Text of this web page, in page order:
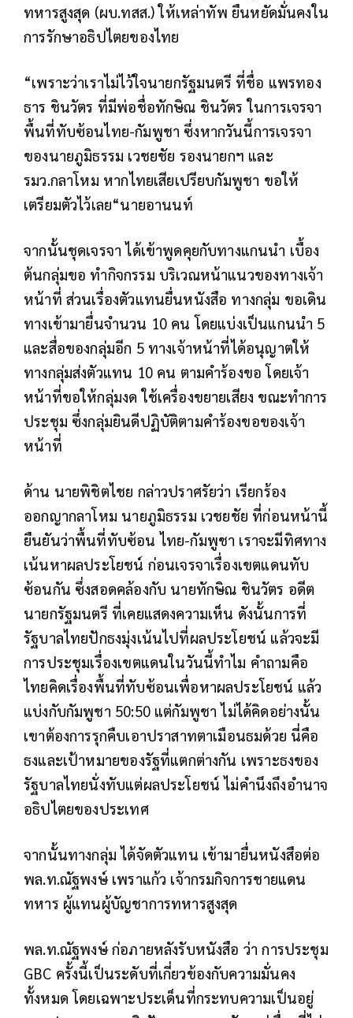
ทหารสูงสุด (ผบ.ทสส.) ให้เหล่าทัพ ยืนหยัดมั่นคงใน
การรักษาอธิปไตยของไทย
“เพราะว่าเราไม่ไว้ใจนายกรัฐมนตรี ที่ชื่อ แพรทอง
ธาร ชินวัตร ที่มีพ่อชื่อทักษิณ ชินวัตร ในการเจรจา
พื้นที่ทับซ้อนไทย-กัมพูชา ซึ่งหากวันนี้การเจรจา
ของนายภูมิธรรม เวชยชัย รองนายกฯ และ
รมว.กลาโหม หากไทยเสียเปรียบกัมพูชา ขอให้
เตรียมตัวไว้เลย“นายอานนท์
จากนั้นชุดเจรจา ได้เข้าพูดคุยกับทางแกนนำ เบื้อง
ต้นกลุ่มขอ ทำกิจกรรม บริเวณหน้าแนวของทางเจ้า
หน้าที่ ส่วนเรื่องตัวแทนยื่นหนังสือ ทางกลุ่ม ขอเดิน
ทางเข้ามายื่นจำนวน 10 คน โดยแบ่งเป็นแกนนำ 5
และสื่อของกลุ่มอีก 5 ทางเจ้าหน้าที่ได้อนุญาตให้
ทางกลุ่มส่งตัวแทน 10 คน ตามคำร้องขอ โดยเจ้า
หน้าที่ขอให้กลุ่มงด ใช้เครื่องขยายเสียง ขณะทำการ
ประชุม ซึ่งกลุ่มยินดีปฏิบัติตามคำร้องขอของเจ้า
หน้าที่
ด้าน นายพิชิตไชย กล่าวปราศรัยว่า เรียกร้อง
ออกญากลาโหม นายภูมิธรรม เวชยชัย ที่ก่อนหน้านี้
ยืนยันว่าพื้นที่ทับซ้อน ไทย-กัมพูชา เราจะมีทิศทาง
เน้นหาผลประโยชน์ ก่อนเจรจาเรื่องเขตแดนทับ
ซ้อนกัน ซึ่งสอดคล้องกับ นายทักษิณ ชินวัตร อดีต
นายกรัฐมนตรี ที่เคยแสดงความเห็น ดังนั้นการที่
รัฐบาลไทยปักธงมุ่งเน้นไปที่ผลประโยชน์ แล้วจะมี
การประชุมเรื่องเขตแดนในวันนี้ทำไม คำถามคือ
ไทยคิดเรื่องพื้นที่ทับซ้อนเพื่อหาผลประโยชน์ แล้ว
แบ่งกับกัมพูชา 50:50 แต่กัมพูชา ไม่ได้คิดอย่างนั้น
เขาต้องการรุกคืบเอาปราสาทตาเมือนธมด้วย นี่คือ
ธงและเป้าหมายของรัฐที่แตกต่างกัน เพราะธงของ
รัฐบาลไทยนั่งทับแต่ผลประโยชน์ ไม่คำนึงถึงอำนาจ
อธิปไตยของประเทศ
จากนั้นทางกลุ่ม ได้จัดตัวแทน เข้ามายื่นหนังสือต่อ
พล.ท.ณัฐพงษ์ เพราแก้ว เจ้ากรมกิจการชายแดน
ทหาร ผู้แทนผู้บัญชาการทหารสูงสุด
พล.ท.ณัฐพงษ์ ก่อภายหลังรับหนังสือ ว่า การประชุม
GBC ครั้งนี้เป็นระดับที่เกี่ยวข้องกับความมั่นคง
ทั้งหมด โดยเฉพาะประเด็นที่กระทบความเป็นอยู่